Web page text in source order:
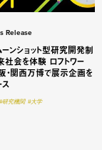
Release
ンショット型研究開発制
社会を体験 ロフトワー
・関西万博で展示企画を
#研究機関 #大学
い窒素をアート